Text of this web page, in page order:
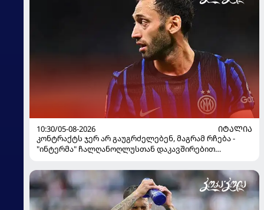
10:30/05-08-2026
ᲘᲢᲐᲚᲘᲐ
კონტრაქტს ჯერ არ გაუგრძელებენ, მაგრამ რჩება -
"ინტერმა" ჩალღანოღლუსთან დაკავშირებით